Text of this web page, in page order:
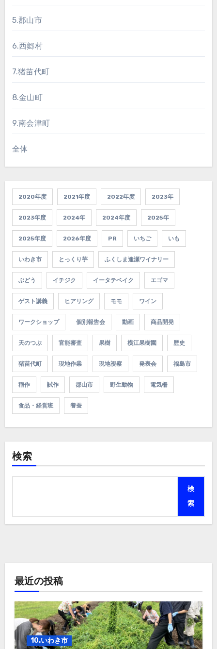
5.郡山市
6.西郷村
7.猪苗代町
8.金山町
9.南会津町
全体
2020年度 2021年度 2022年度 2023年
2023年度 2024年 2024年度 2025年
2025年度 2026年度 PR いちご いも
いわき市 とっくり芋 ふくしま逢瀬ワイナリー
ぶどう イチジク イータテベイク エゴマ
ゲスト講義 ヒアリング モモ ワイン
ワークショップ 個別報告会 動画 商品開発
天のつぶ 官能審査 果樹 横江果樹園 歴史
猪苗代町 現地作業 現地視察 発表会 福島市
稲作 試作 郡山市 野生動物 電気柵
食品・経営班 養蚕
検索
検
索
最近の投稿
10.いわき市